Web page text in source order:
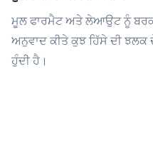
ਮੂਲ ਫਾਰਮੈਟ ਅਤੇ ਲੇਆਉਟ ਨੂੰ
ਅਨੁਵਾਦ ਕੀਤੇ ਕੁਝ ਹਿੱਸੇ ਦੀ
ਹੁੰਦੀ ਹੈ।